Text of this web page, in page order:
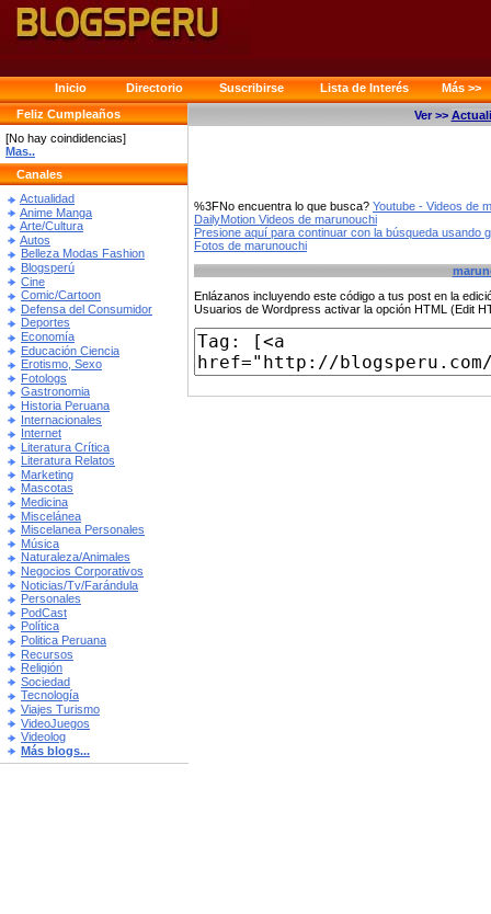
Inicio Directorio Suscribirse Lista de Interés
Más >>
Feliz Cumpleaños
[No hay coindidencias]
Mas..
Canales
Actualidad
Anime Manga
Arte/Cultura
Autos
Belleza Modas Fashion
Blogsperú
Cine
Comic/Cartoon
Defensa del Consumidor
Deportes
Economía
Educación Ciencia
Erotismo, Sexo
Fotologs
Gastronomia
Historia Peruana
Internacionales
Internet
Literatura Crítica
Literatura Relatos
Marketing
Mascotas
Medicina
Miscelánea
Miscelanea Personales
Música
Naturaleza/Animales
Negocios Corporativos
Noticias/Tv/Farándula
Personales
PodCast
Política
Politica Peruana
Recursos
Religión
Sociedad
Tecnología
Viajes Turismo
VideoJuegos
Videolog
Más blogs...
Ver >>
%3FNo encuentra lo que busca? Youtube - Videos de
DailyMotion Videos de marunouchi
Presione aquí para continuar con la búsqueda usando
Fotos de marunouchi
Enlázanos incluyendo este código a tus post en la
Usuarios de Wordpress activar la opción HTML (Edit